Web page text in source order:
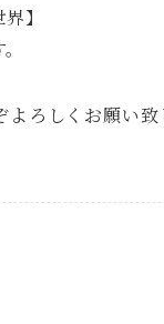
】
ろしくお願い致